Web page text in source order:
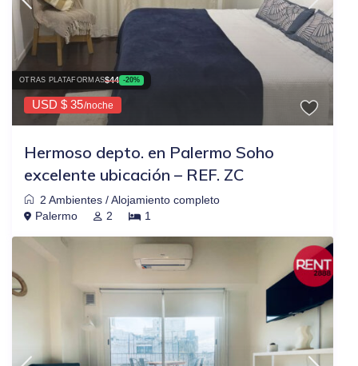
OTRAS PLATAFORMAS$44 -20%
USD $ 35/noche
Hermoso depto. en Palermo Soho
excelente ubicación – REF. ZC
2 Ambientes /Alojamiento completo
Palermo
2 1